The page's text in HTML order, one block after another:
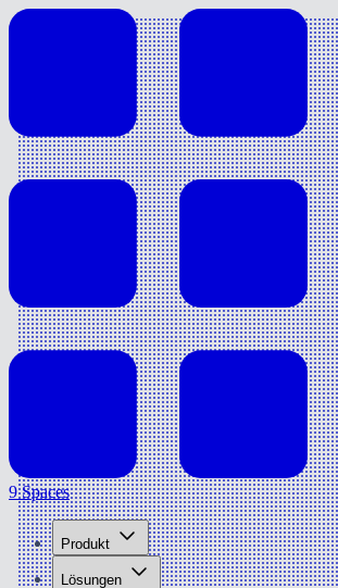
9 Spaces
Produkt
Lösungen